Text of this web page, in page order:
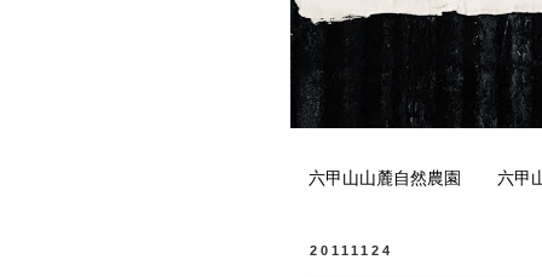
六甲山山麓自然農園 六甲
20111124